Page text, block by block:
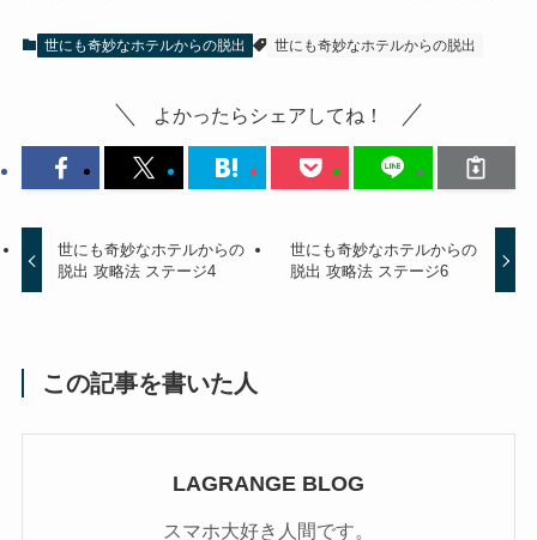
世にも奇妙なホテルからの脱出 世にも奇妙なホテルからの脱出
よかったらシェアしてね！
世にも奇妙なホテルからの
脱出 攻略法 ステージ4
世にも奇妙なホテルからの
脱出 攻略法 ステージ6
この記事を書いた人
LAGRANGE BLOG
スマホ大好き人間です。